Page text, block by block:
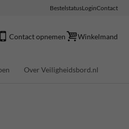
BestelstatusLoginContact
Contact opnemen Winkelmand
Over Veiligheidsbord.nl